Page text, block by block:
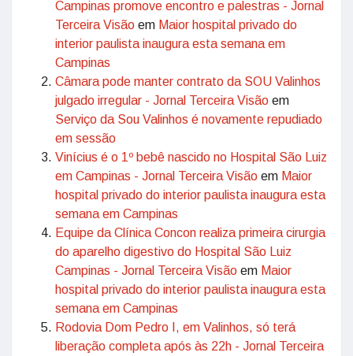
Campinas promove encontro e palestras - Jornal
Terceira Visão em Maior hospital privado do
interior paulista inaugura esta semana em
Campinas
Câmara pode manter contrato da SOU Valinhos
julgado irregular - Jornal Terceira Visão em
Serviço da Sou Valinhos é novamente repudiado
em sessão
Vinícius é o 1º bebê nascido no Hospital São Luiz
em Campinas - Jornal Terceira Visão em Maior
hospital privado do interior paulista inaugura esta
semana em Campinas
Equipe da Clínica Concon realiza primeira cirurgia
do aparelho digestivo do Hospital São Luiz
Campinas - Jornal Terceira Visão em Maior
hospital privado do interior paulista inaugura esta
semana em Campinas
Rodovia Dom Pedro I, em Valinhos, só terá
liberação completa após às 22h - Jornal Terceira